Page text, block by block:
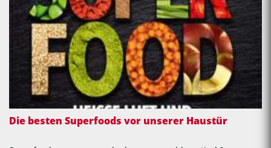
Die besten Superfoods vor unserer Haustür